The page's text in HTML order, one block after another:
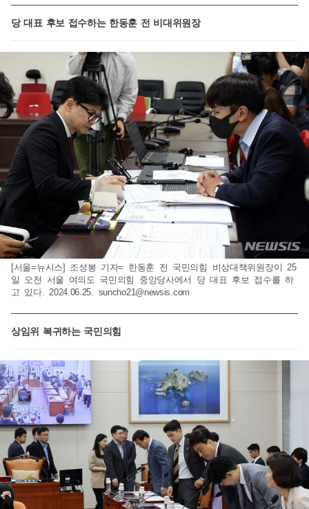
당 대표 후보 접수하는 한동훈 전 비대위원장
[서울=뉴시스] 조성봉 기자= 한동훈 전 국민의힘 비상대책위원장이 25
일 오전 서울 여의도 국민의힘 중앙당사에서 당 대표 후보 접수를 하
고 있다. 2024.06.25. suncho21@newsis.com
상임위 복귀하는 국민의힘